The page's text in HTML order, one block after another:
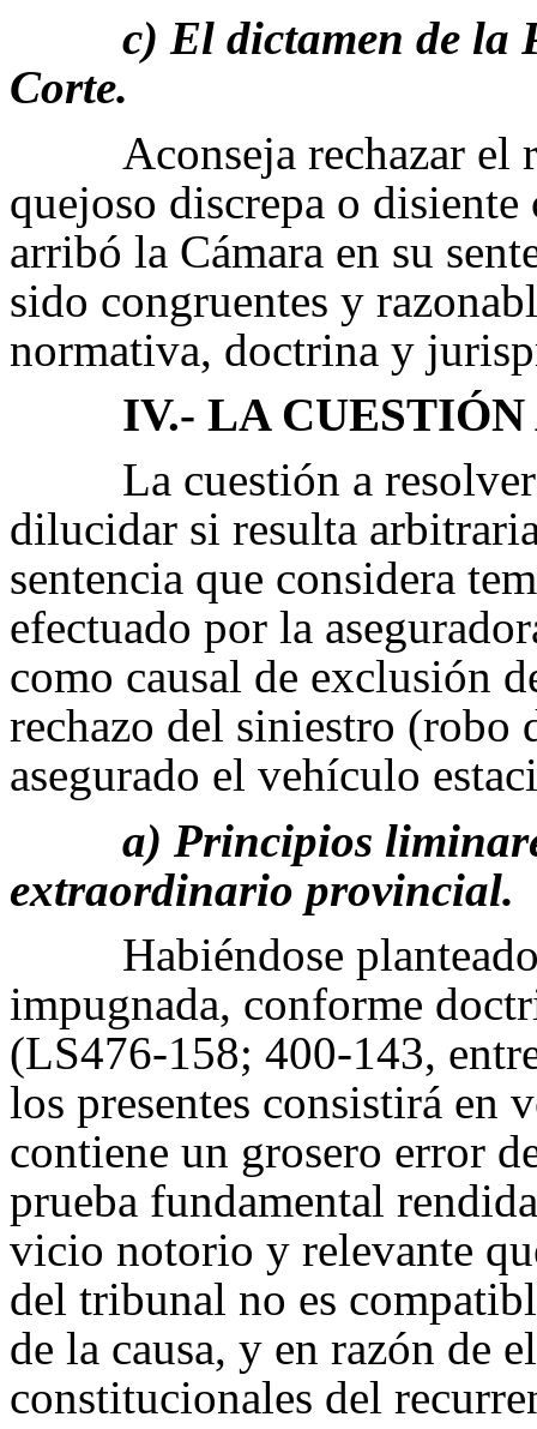
c) El dictamen de la
Corte.
Aconseja rechazar el
quejoso discrepa o
arribó la Cámara en su
sido congruentes y
normativa, doctrina y
IV.- LA CUESTIÓN
La cuestión a
dilucidar si resulta
sentencia que considera
efectuado por la
como causal de exclusión
rechazo del siniestro (robo
asegurado el vehículo
a) Principios
extraordinario provincial.
Habiéndose
impugnada, conforme
(LS476-158; 400-143,
los presentes consistirá en
contiene un grosero error
prueba fundamental
vicio notorio y relevante
del tribunal no es
de la causa, y en razón de
constitucionales del